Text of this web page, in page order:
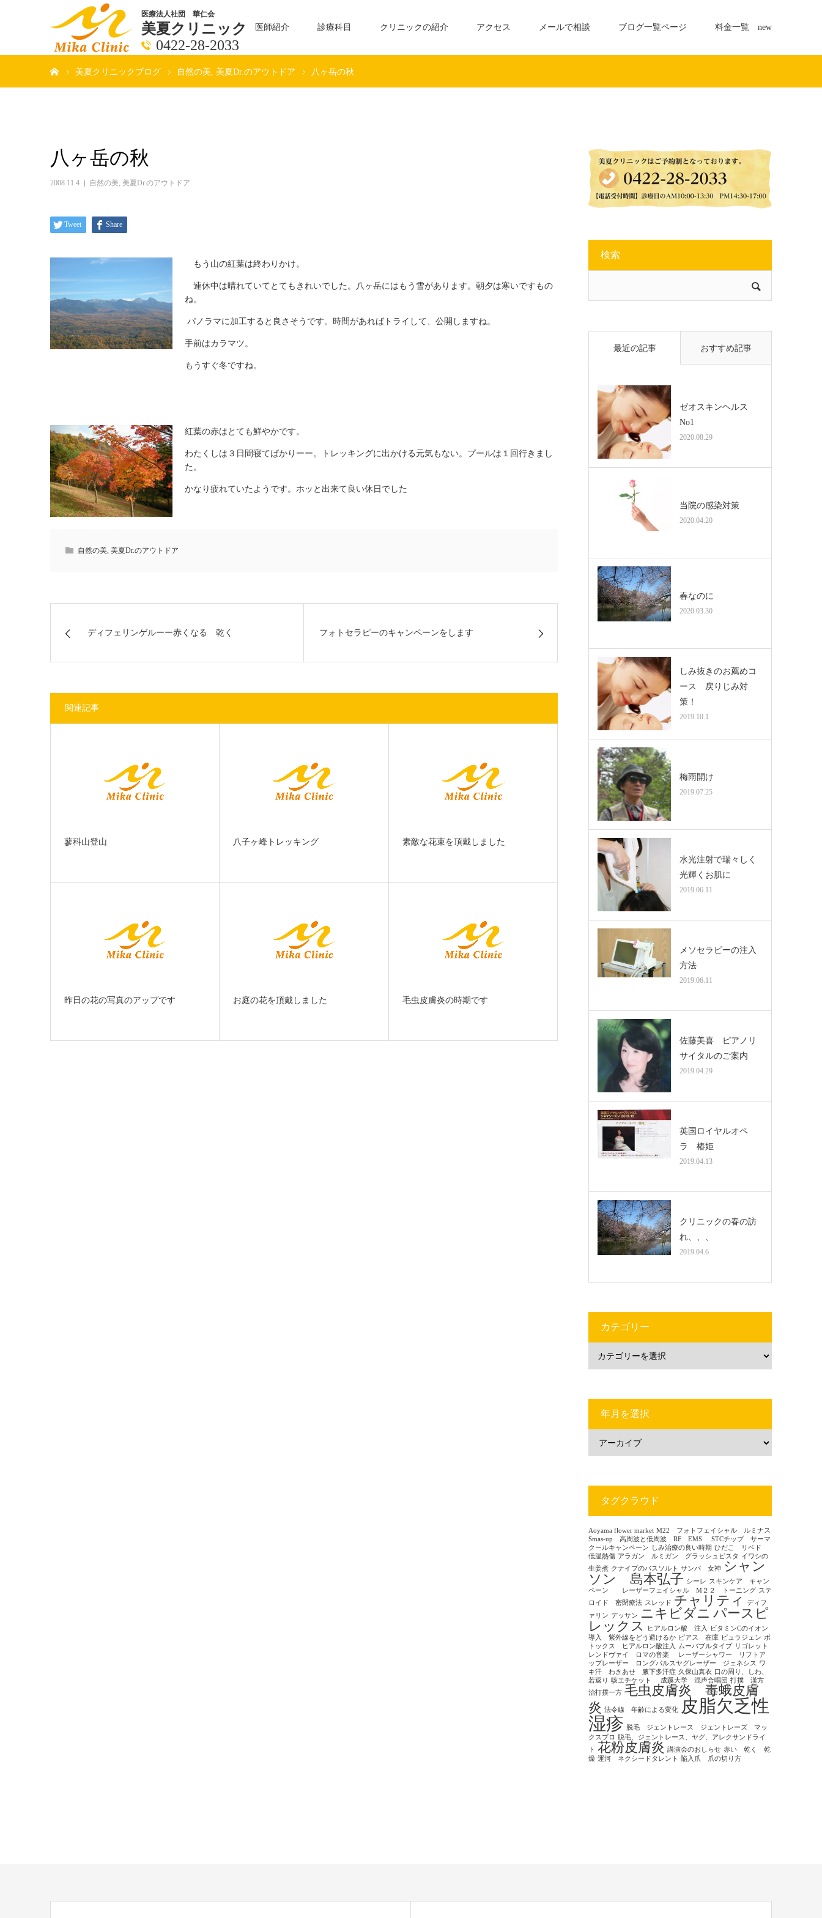
医療法人社団 華仁会
美夏クリニック
0422-28-2033
医師紹介 診療科目 クリニックの紹介 アクセス メールで相談 ブログ一覧ページ 料金一覧 new
美夏クリニックブログ 自然の美 美夏Dr.のアウトドア 八ヶ岳の秋
八ヶ岳の秋
2008.11.4 自然の美, 美夏Dr.のアウトドア
Tweet Share
もう山の紅葉は終わりかけ。
連休中は晴れていてとてもきれいでした。八ヶ岳にはもう雪があります。朝夕は寒いですもの
ね。
パノラマに加工すると良さそうです。時間があればトライして、公開しますね。
手前はカラマツ。
もうすぐ冬ですね。
紅葉の赤はとても鮮やかです。
わたくしは３日間寝てばかりーー。トレッキングに出かける元気もない。プールは１回行きまし
た。
かなり疲れていたようです。ホッと出来て良い休日でした
自然の美, 美夏Dr.のアウトドア
ディフェリンゲルーー赤くなる 乾く フォトセラピーのキャンペーンをします
関連記事
蓼科山登山 八子ヶ峰トレッキング 素敵な花束を頂戴しました
昨日の花の写真のアップです お庭の花を頂戴しました 毛虫皮膚炎の時期です
検索
最近の記事 おすすめ記事
ゼオスキンヘルス
No1
2020.08.29
当院の感染対策
2020.04.20
春なのに
2020.03.30
しみ抜きのお薦めコ
ース 戻りじみ対
策！
2019.10.1
梅雨開け
2019.07.25
水光注射で瑞々しく
光輝くお肌に
2019.06.11
メソセラピーの注入
方法
2019.06.11
佐藤美喜 ピアノリ
サイタルのご案内
2019.04.29
英国ロイヤルオペ
ラ 椿姫
2019.04.13
クリニックの春の訪
れ、、、
2019.04.6
カテゴリー
年月を選択
タグクラウド
Aoyama flower market M22 フォトフェイシャル ルミナス
Smas-up 高周波と低周波 RF EMS
STCチップ サーマ
クールキャンペーン
しみ治療の良い時期 ひだこ リベド
低温熱傷 アラガン ルミガン グラッシュビスタ
イワシの
生姜煮 クナイプのバスソルト サンバ 女神 シャン
ソン 島本弘子 シーレ スキンケア キャン
ペーン レーザーフェイシャル M２２ トーニング ステ
ロイド 密閉療法 スレッド チャリティ
ディフ
ァリン デッサン ニキビダニ パースピ
レックス
ヒアルロン酸 注入
ビタミンCのイオン
導入 紫外線をどう避けるか ピアス 在庫 ピュラジェン ボ
トックス ヒアルロン酸注入 ムーバブルタイプ リゴレット
レンドヴァイ ロマの音楽
レーザーシャワー リフトア
ップレーザー ロングパルスヤグレーザー ジェネシス ワ
キ汗 わきあせ 腋下多汗症 久保山真衣 口の周り、しわ、
若返り 咳エチケット 成蹊大学 混声合唱団 打撲 漢方
治打撲一方 毛虫皮膚炎 毒蛾皮膚
炎 法令線 年齢による変化
皮脂欠乏性
湿疹
脱毛 ジェントレース ジェントレーズ マッ
クスプロ
脱毛、ジェントレース、ヤグ、アレクサンドライ
ト 花粉皮膚炎 講演会のおしらせ 赤い 乾く 乾
燥 運河 ネクシードタレント 陥入爪 爪の切り方